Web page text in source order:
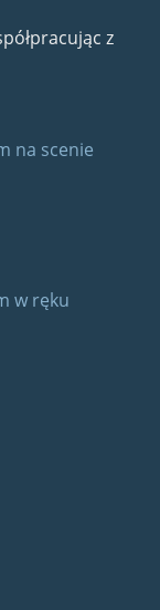
z
na scenie
w ręku